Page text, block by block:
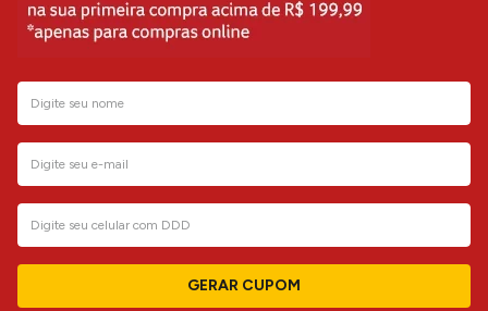
GERAR CUPOM